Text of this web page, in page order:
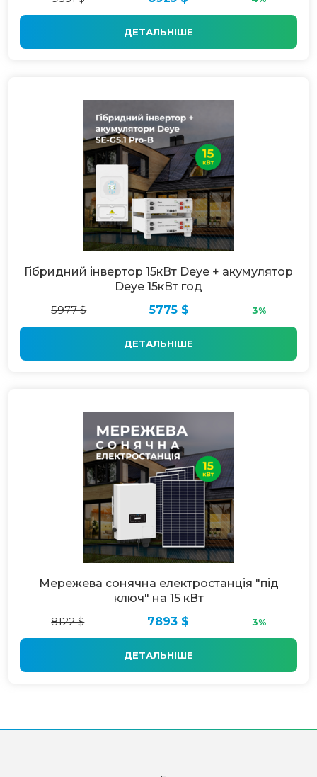
ДЕТАЛЬНІШЕ
Гібридний інвертор 15кВт Deye + акумулятор
Deye 15кВт год
5977 $
5775 $ 3%
ДЕТАЛЬНІШЕ
Мережева сонячна електростанція "під
ключ" на 15 кВт
8122 $
7893 $ 3%
ДЕТАЛЬНІШЕ